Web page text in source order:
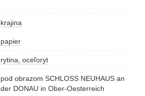
krajina
papier
rytina, oceľoryt
pod obrazom SCHLOSS NEUHAUS an
der DONAU in Ober-Oesterreich